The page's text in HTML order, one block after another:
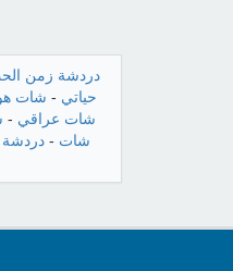
دردشة زمن
حياتي - شات
شات عراقي -
شات - دردشة